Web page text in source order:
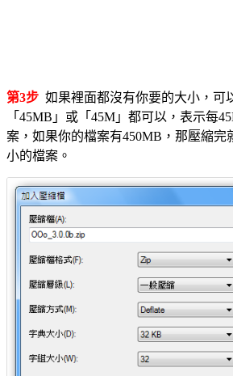
第3步 如果裡面都沒有你要的大小，可
「45MB」或「45M」都可以，表示每
案，如果你的檔案有450MB，那壓縮完
小的檔案。